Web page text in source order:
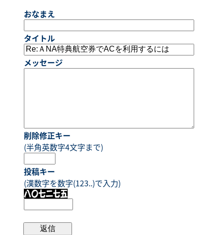
おなまえ
タイトル
メッセージ
削除修正キー
(半角英数字4文字まで)
投稿キー
(漢数字を数字(123..)で入力)